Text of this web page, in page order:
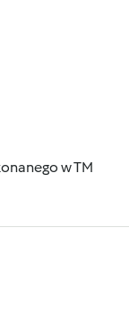
w TM